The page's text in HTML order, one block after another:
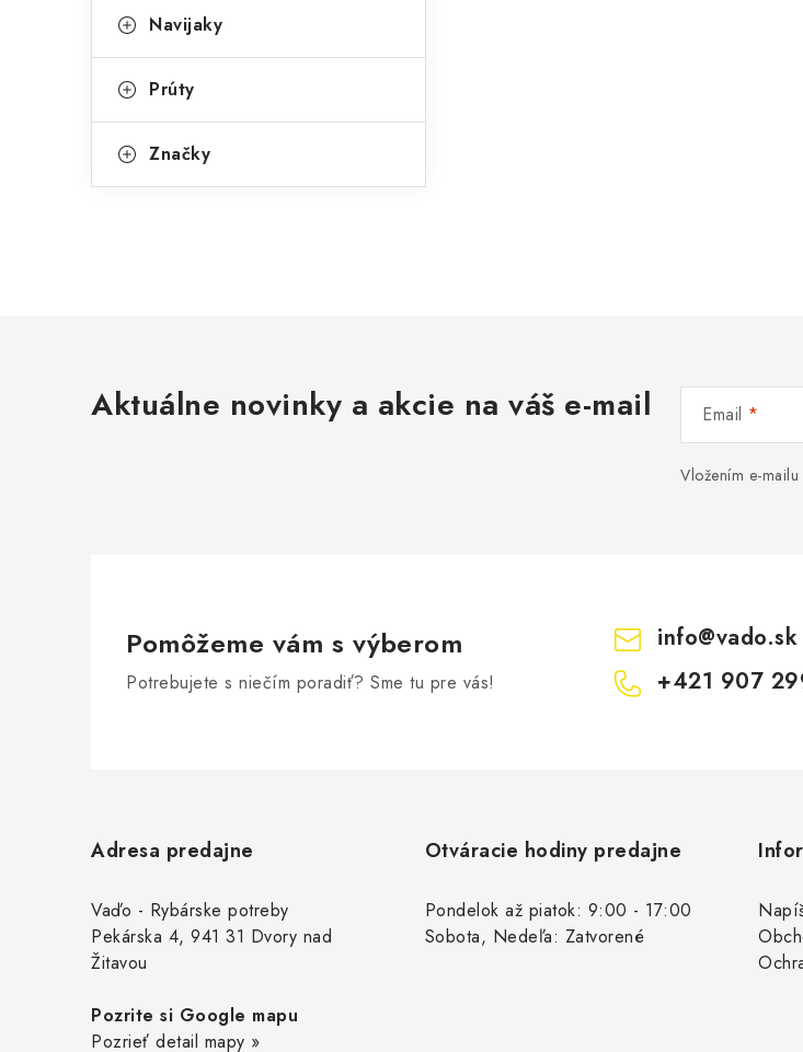
Navijaky
Prúty
Značky
Aktuálne novinky a akcie na váš e-mail Email
Vložením e-mailu
Pomôžeme vám s výberom
Potrebujete s niečím poradiť? Sme tu pre vás!
info@vado.sk
+421 907
Adresa predajne
Vaďo - Rybárske potreby
Pekárska 4, 941 31 Dvory nad
Žitavou
Pozrite si Google mapu
Pozrieť detail mapy »
Otváracie hodiny predajne
Pondelok až piatok: 9:00 - 17:00
Sobota, Nedeľa: Zatvorené